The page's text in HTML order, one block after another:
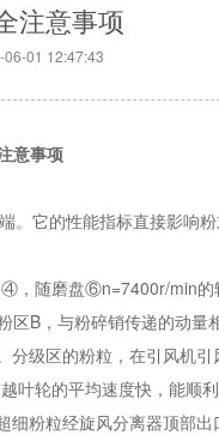
注意事项
06-01 12:47:43
意事项
它的性能指标直接影响
随磨盘⑥n=7400r/min
B，与粉碎销传递的动
级区的粉粒，在引风机
轮的平均速度快，能顺
粉粒经旋风分离器顶部